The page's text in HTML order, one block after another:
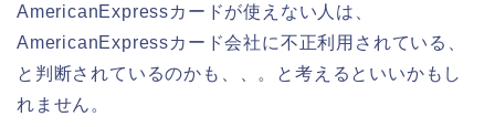
AmericanExpressカードが使えない人は、
AmericanExpressカード会社に不正利用されている、
と判断されているのかも、、。と考えるといいかもし
れません。